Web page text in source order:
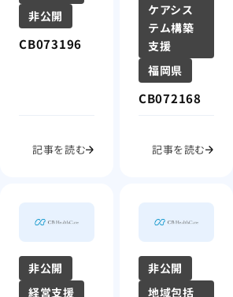
非公開
CB073196
記事を読む
ケアシス
テム構築
支援
福岡県
CB072168
記事を読む
非公開
経営支援
非公開
地域包括